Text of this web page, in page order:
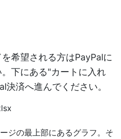
希望される方はPayPalに
下にある"カートに入れ
決済へ進んでください。
ジの最上部にあるグラフ。そ